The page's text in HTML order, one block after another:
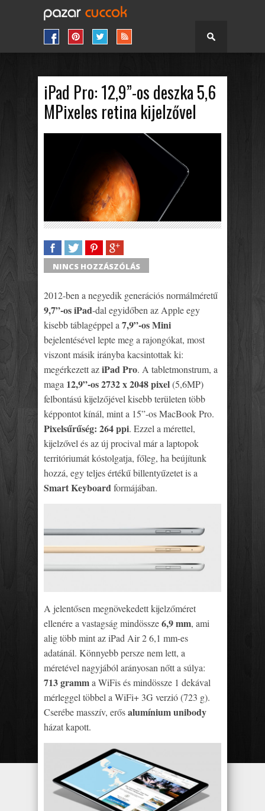
iPad Pro: 12,9”-os deszka 5,6
MPixeles retina kijelzővel
SHARETWEETSHARESHARE
NINCS HOZZÁSZÓLÁS
2012-ben a negyedik generációs normálméretű
9,7”-os iPad-dal egyidőben az Apple egy
kisebb táblagéppel a 7,9”-os Mini
bejelentésével lepte meg a rajongókat, most
viszont másik irányba kacsintottak ki:
megérkezett aziPad Pro. A tabletmonstrum, a
maga 12,9”-os 2732 x 2048 pixel(5,6MP)
felbontású kijelzőjével kisebb területen több
képpontot kínál, mint a 15”-os MacBook Pro.
Pixelsűrűség: 264 ppi. Ezzel a mérettel,
kijelzővel és az új procival már a laptopok
territóriumát kóstolgatja, főleg, ha beújítunk
hozzá, egy teljes értékű billentyűzetet is a
Smart Keyboardformájában.
A jelentősen megnövekedett kijelzőméret
ellenére a vastagság mindössze6,9 mm, ami
alig több mint az iPad Air 2 6,1 mm-es
adatánál. Könnyebb persze nem lett, a
méretével nagyjából arányosan nőtt a súlya:
713 gramma WiFis és mindössze 1 dekával
mérleggel többel a WiFi+ 3G verzió (723 g).
Cserébe masszív, erősalumínium unibody
házat kapott.